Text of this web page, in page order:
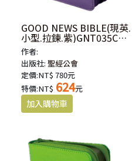
GOOD NEWS BIBLE(現英.
小型.拉鍊.紫)GNT035CZ-
PU
作者:
出版社:聖經公會
定價:NT$ 780元
特價:NT$ 624元